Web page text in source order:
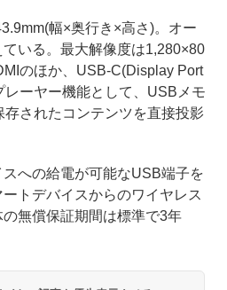
幅×奥行き×高さ)。オー
ている。最大解像度は1,280×80
のほか、USB-C(Display Port
ーヤー機能として、USBメモ
存されたコンテンツを直接投影
への給電が可能なUSB端子を
トデバイスからのワイヤレス
無償保証期間は標準で3年